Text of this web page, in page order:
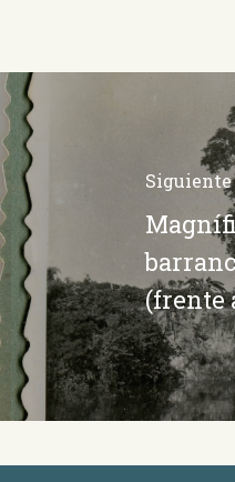
Siguiente
(frente